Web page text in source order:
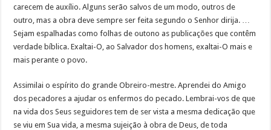
carecem de auxílio. Alguns serão salvos de um modo, outros de
outro, mas a obra deve sempre ser feita segundo o Senhor dirija. …
Sejam espalhadas como folhas de outono as publicações que contêm
verdade bíblica. Exaltai-O, ao Salvador dos homens, exaltai-O mais e
mais perante o povo.
Assimilai o espírito do grande Obreiro-mestre. Aprendei do Amigo
dos pecadores a ajudar os enfermos do pecado. Lembrai-vos de que
na vida dos Seus seguidores tem de ser vista a mesma dedicação que
se viu em Sua vida, a mesma sujeição à obra de Deus, de toda